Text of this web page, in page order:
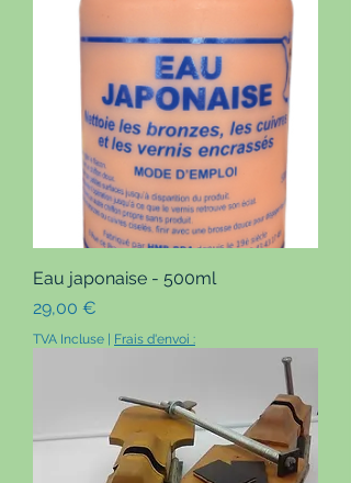
Eau japonaise - 500ml
Prix
29,00 €
TVA Incluse Frais d'envoi :